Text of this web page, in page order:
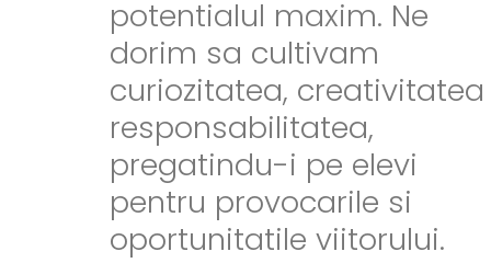
potentialul maxim. Ne
dorim sa cultivam
curiozitatea,
responsabilitatea,
pregatindu-i pe elevi
pentru provocarile si
oportunitatile viitorului.